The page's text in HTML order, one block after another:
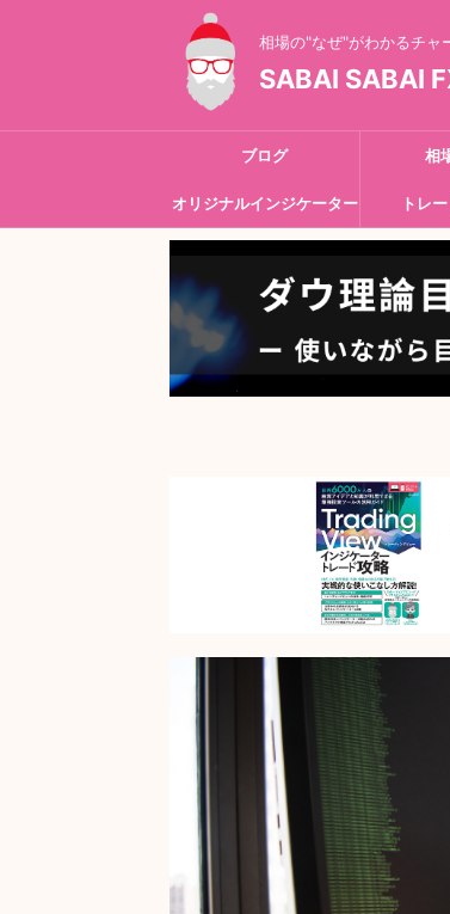
相場の"なぜ"がわかるチャ
SABAI SABAI
ブログ 相
オリジナルインジケーター トレ